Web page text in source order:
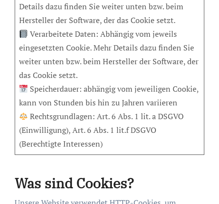
Details dazu finden Sie weiter unten bzw. beim
Hersteller der Software, der das Cookie setzt.
Verarbeitete Daten: Abhängig vom jeweils
eingesetzten Cookie. Mehr Details dazu finden Sie
weiter unten bzw. beim Hersteller der Software, der
das Cookie setzt.
Speicherdauer: abhängig vom jeweiligen Cookie,
kann von Stunden bis hin zu Jahren variieren
Rechtsgrundlagen: Art. 6 Abs. 1 lit. a DSGVO
(Einwilligung), Art. 6 Abs. 1 lit.f DSGVO
(Berechtigte Interessen)
Was sind Cookies?